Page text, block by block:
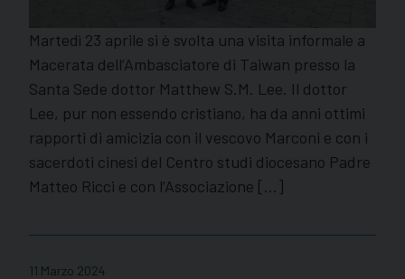
Martedì 23 aprile si è svolta una visita informale a
Macerata dell’Ambasciatore di Taiwan presso la
Santa Sede dottor Matthew S.M. Lee. Il dottor
Lee, pur non essendo cristiano, ha da anni ottimi
rapporti di amicizia con il vescovo Marconi e con i
sacerdoti cinesi del Centro studi diocesano Padre
Matteo Ricci e con l’Associazione […]
11 Marzo 2024